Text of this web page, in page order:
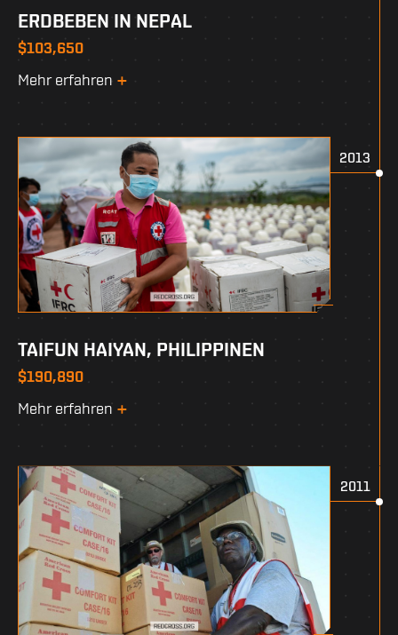
ERDBEBEN IN NEPAL
$103,650
Mehr erfahren
2013
TAIFUN HAIYAN, PHILIPPINEN
$190,890
Mehr erfahren
2011